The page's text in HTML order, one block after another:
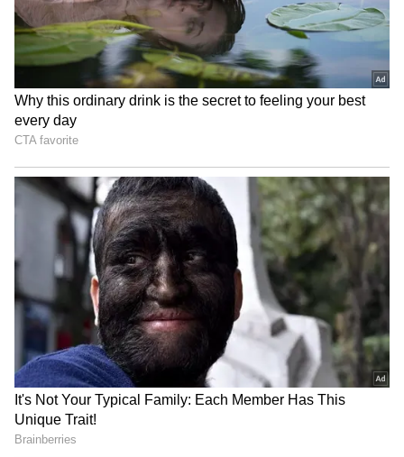
Image: Getty Images
చాలా మంది బరువు పెరగాలని ఏవేవో తింటుంటారు.